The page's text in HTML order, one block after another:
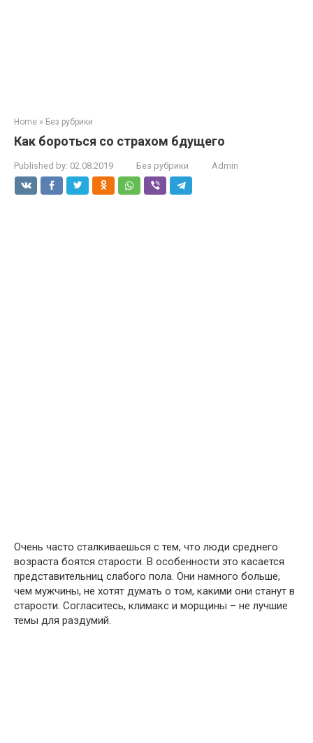
Home » Без рубрики
Как бороться со страхом бдущего
Published by: 02.08.2019 Без рубрики Admin
Очень часто сталкиваешься с тем, что люди среднего
возраста боятся старости. В особенности это касается
представительниц слабого пола. Они намного больше,
чем мужчины, не хотят думать о том, какими они станут в
старости. Согласитесь, климакс и морщины – не лучшие
темы для раздумий.